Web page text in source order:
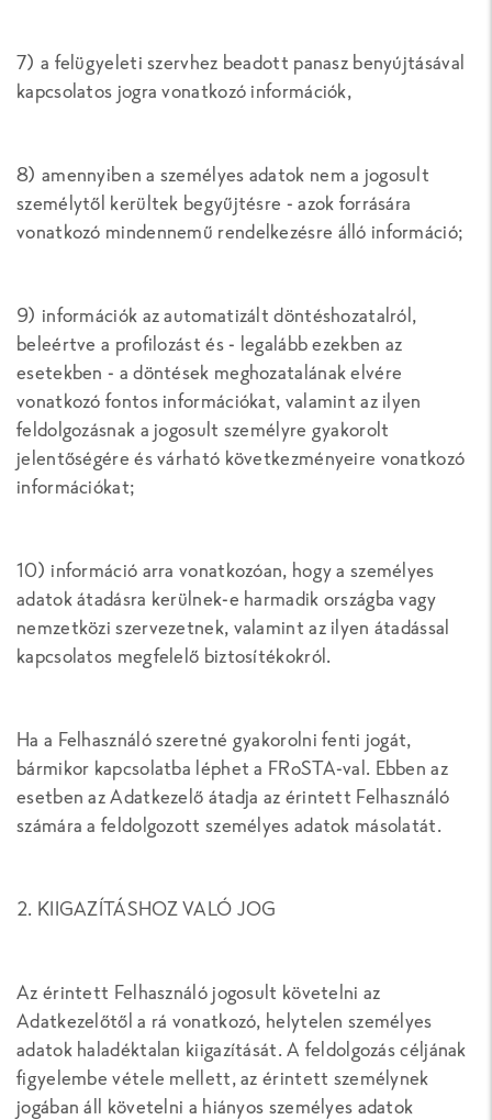
7) a felügyeleti szervhez beadott panasz benyújtásával
kapcsolatos jogra vonatkozó információk,
8) amennyiben a személyes adatok nem a jogosult
személytől kerültek begyűjtésre - azok forrására
vonatkozó mindennemű rendelkezésre álló információ;
9) információk az automatizált döntéshozatalról,
beleértve a profilozást és - legalább ezekben az
esetekben - a döntések meghozatalának elvére
vonatkozó fontos információkat, valamint az ilyen
feldolgozásnak a jogosult személyre gyakorolt
jelentőségére és várható következményeire vonatkozó
információkat;
10) információ arra vonatkozóan, hogy a személyes
adatok átadásra kerülnek-e harmadik országba vagy
nemzetközi szervezetnek, valamint az ilyen átadással
kapcsolatos megfelelő biztosítékokról.
Ha a Felhasználó szeretné gyakorolni fenti jogát,
bármikor kapcsolatba léphet a FRoSTA-val. Ebben az
esetben az Adatkezelő átadja az érintett Felhasználó
számára a feldolgozott személyes adatok másolatát.
2. KIIGAZÍTÁSHOZ VALÓ JOG
Az érintett Felhasználó jogosult követelni az
Adatkezelőtől a rá vonatkozó, helytelen személyes
adatok haladéktalan kiigazítását. A feldolgozás céljának
figyelembe vétele mellett, az érintett személynek
jogában áll követelni a hiányos személyes adatok